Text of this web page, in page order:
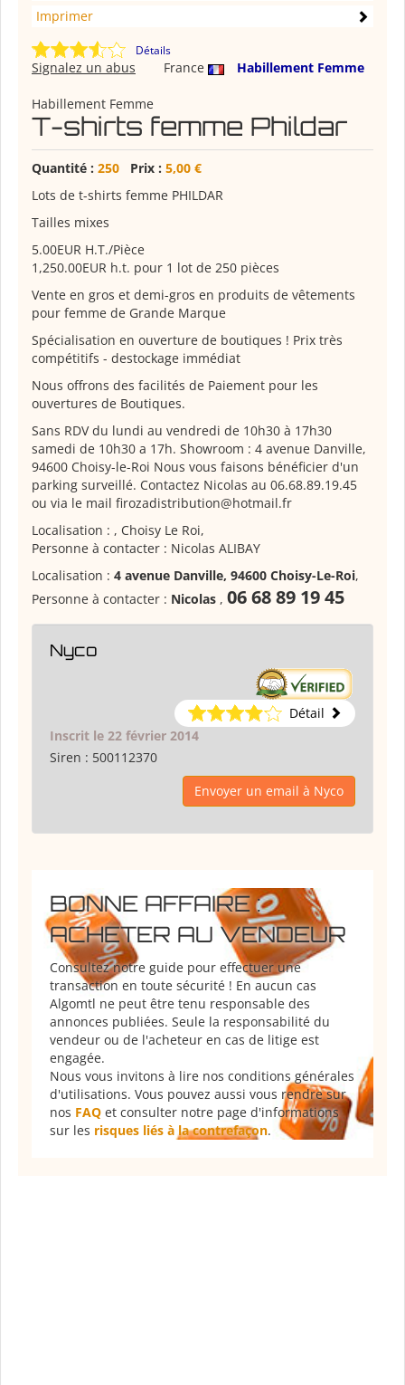
Imprimer
Détails
France Habillement Femme
Signalez un abus
Habillement Femme
T-shirts femme Phildar
Quantité : 250 Prix : 5,00 €
Lots de t-shirts femme PHILDAR
Tailles mixes
5.00EUR H.T./Pièce
1,250.00EUR h.t. pour 1 lot de 250 pièces
Vente en gros et demi-gros en produits de vêtements
pour femme de Grande Marque
Spécialisation en ouverture de boutiques ! Prix très
compétitifs - destockage immédiat
Nous offrons des facilités de Paiement pour les
ouvertures de Boutiques.
Sans RDV du lundi au vendredi de 10h30 à 17h30
samedi de 10h30 a 17h. Showroom : 4 avenue Danville,
94600 Choisy-le-Roi Nous vous faisons bénéficier d'un
parking surveillé. Contactez Nicolas au 06.68.89.19.45
ou via le mail firozadistribution@hotmail.fr
Localisation : , Choisy Le Roi,
Personne à contacter : Nicolas ALIBAY
Localisation : 4 avenue Danville, 94600 Choisy-Le-Roi,
Personne à contacter : Nicolas , 06 68 89 19 45
Nyco
Détail
Inscrit le 22 février 2014
Siren : 500112370
Envoyer un email à Nyco
BONNE AFFAIRE :
ACHETER AU VENDEUR
Consultez notre guide pour effectuer une
transaction en toute sécurité ! En aucun cas
Algomtl ne peut être tenu responsable des
annonces publiées. Seule la responsabilité du
vendeur ou de l'acheteur en cas de litige est
engagée.
Nous vous invitons à lire nos conditions générales
d'utilisations. Vous pouvez aussi vous rendre sur
nos FAQ et consulter notre page d'informations
sur les risques liés à la contrefaçon.